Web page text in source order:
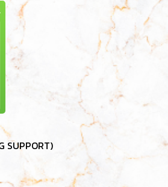
SUPPORT)